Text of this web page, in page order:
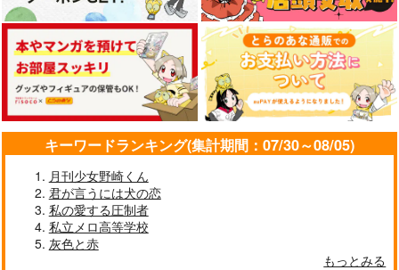
君とごはん。
有明の月
1,100円（税込）
シャンクス×バギー
サンプル
作品詳細
君が忘れても
KF
748円（税込）
スミス×イサミ
君とつむぐ物語
鳩時計
1,100 （税込）
山姥切国広×山姥切長義
キーワードランキング(集計期間：07/30～08/05)
月刊少女野崎くん
君が言うには犬の恋
私の愛する圧制者
私立メロ高等学校
灰色と赤
もっとみる